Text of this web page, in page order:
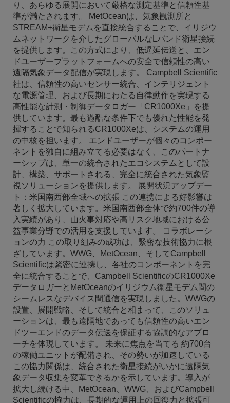
り、あらゆる展開において厳格な測定基準と信頼性基
準が満たされます。 MetOceanは、気象観測所と
STREAM+衛星モデムを直接統合することで、イリジウ
ムネットワークを介したグローバルなLバンド衛星接続
を提供します。この方式により、低遅延伝送と、エン
ドユーザープラットフォームへの安全で信頼性の高い
遠隔気象データ配信が実現します。 Campbell Scientific
社は、信頼性の高いセンサー統合、インテリジェント
な電源管理、および長期にわたる自律動作を実現する
高性能な計測・制御データロガー「CR1000Xe」を提
供しています。最も過酷な条件下でも優れた性能を発
揮することで知られるCR1000Xeは、システムの運用
の中核を担います。 エンドユーザーが個々のコンポー
ネントを独自に組み立てる必要はなく、このパートナ
ーシップは、単一の統合されたエコシステムとして設
計、構築、サポートされる、完全に統合された気象監
視ソリューションを提供します。 展開状況アップデー
ト：米国南西部全域への拡張 この連携による好影響は
著しく拡大しています。米国南西部全体で約700件の導
入実績があり、山火事対応や高リスク地域における公
益事業分野での活用を支援しています。 コラボレーシ
ョンの力 この取り組みの成功は、緊密な技術協力に根
ざしています。WWG、MetOcean、そしてCampbell
Scientificは緊密に連携し、各社のコンポーネントを完
全に統合することで、Campbell ScientificのCR1000Xe
データロガーとMetOceanのイリジウム衛星モデム間の
シームレスなデバイス間通信を実現しました。WWGの
設置、展開戦略、そして統合と相まって、このソリュ
ーションは、最も遠隔地であっても信頼性の高いエン
ドツーエンドのデータ伝送を保証する協調的なアプロ
ーチを体現しています。 未来に焦点を当てる 約700台
の稼働ユニットが配備され、その勢いが加速している
この協力関係は、統合された衛星接続がいかに遠隔気
象データ収集を変革できるかを示しています。導入が
拡大し続ける中、MetOcean、WWG、およびCampbell
Scientificの協力は、長期的な運用上の回復力と拡張可